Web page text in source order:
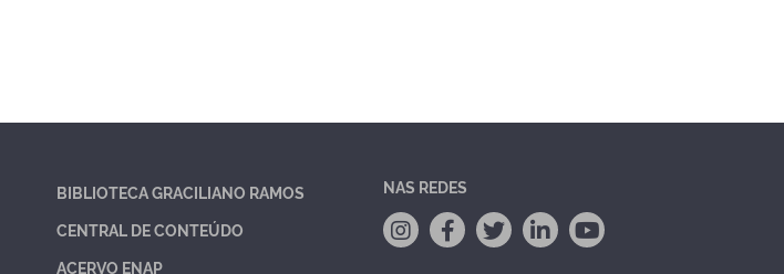
BIBLIOTECA GRACILIANO RAMOS
CENTRAL DE CONTEÚDO
ACERVO ENAP
NAS REDES